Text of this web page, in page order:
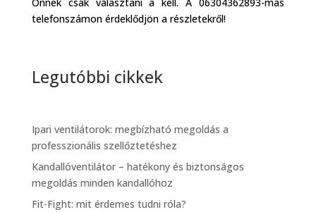
telefonszámon érdeklődjön a részletekről!
Legutóbbi cikkek
Ipari ventilátorok: megbízható megoldás a
professzionális szellőztetéshez
Kandallóventilátor – hatékony és biztonságos
megoldás minden kandallóhoz
Fit-Fight: mit érdemes tudni róla?